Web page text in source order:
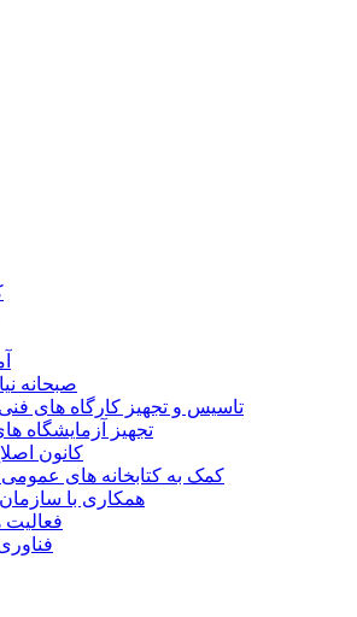
Center
صبحانه
تاسیس و تجهیز کارگاه های
تجهیز آزمایشگاه
کانون
کمک به کتابخانه های
همکاری با